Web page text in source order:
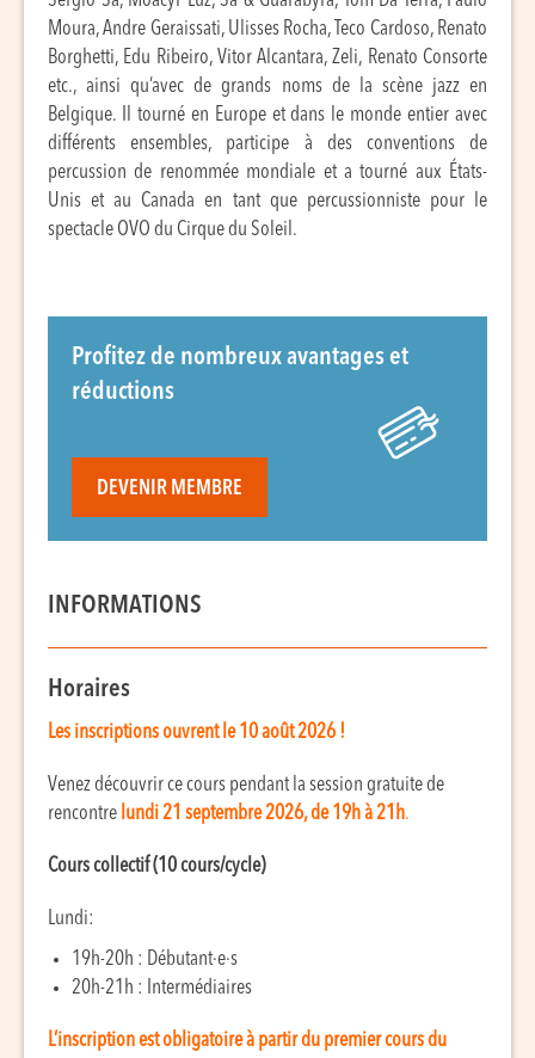
Moura, Andre Geraissati, Ulisses Rocha, Teco Cardoso, Renato
Borghetti, Edu Ribeiro, Vitor Alcantara, Zeli, Renato Consorte
etc., ainsi qu’avec de grands noms de la scène jazz en
Belgique. Il tourné en Europe et dans le monde entier avec
différents ensembles, participe à des conventions de
percussion de renommée mondiale et a tourné aux États-
Unis et au Canada en tant que percussionniste pour le
spectacle OVO du Cirque du Soleil.
Profitez de nombreux avantages et
réductions
DEVENIR MEMBRE
INFORMATIONS
Horaires
Les inscriptions ouvrent le 10 août 2026 !
Venez découvrir ce cours pendant la session gratuite de
rencontre lundi 21 septembre 2026, de 19h à 21h.
Cours collectif (10 cours/cycle)
Lundi:
19h-20h : Débutant·e·s
20h-21h : Intermédiaires
L’inscription est obligatoire à partir du premier cours du